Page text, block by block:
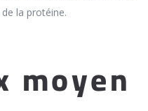
la protéine.
moyen